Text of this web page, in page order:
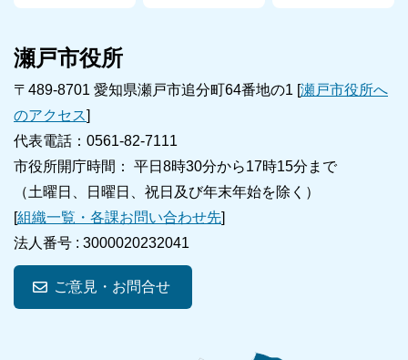
瀬戸市役所
〒489-8701 愛知県瀬戸市追分町64番地の1 [瀬戸市役所へ
のアクセス]
代表電話：0561-82-7111
市役所開庁時間： 平日8時30分から17時15分まで
（土曜日、日曜日、祝日及び年末年始を除く）
[組織一覧・各課お問い合わせ先]
法人番号 : 3000020232041
ご意見・お問合せ